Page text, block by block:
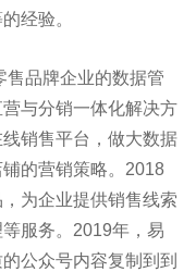
经验。
售品牌企业的数据管
与分销一体化解决方
销售平台，做大数据
的营销策略。2018
为企业提供销售线索
服务。2019年，易
公众号内容复制到到